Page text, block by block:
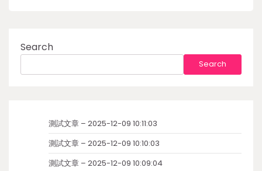
Search
Search
測試文章 – 2025-12-09 10:11:03
測試文章 – 2025-12-09 10:10:03
測試文章 – 2025-12-09 10:09:04